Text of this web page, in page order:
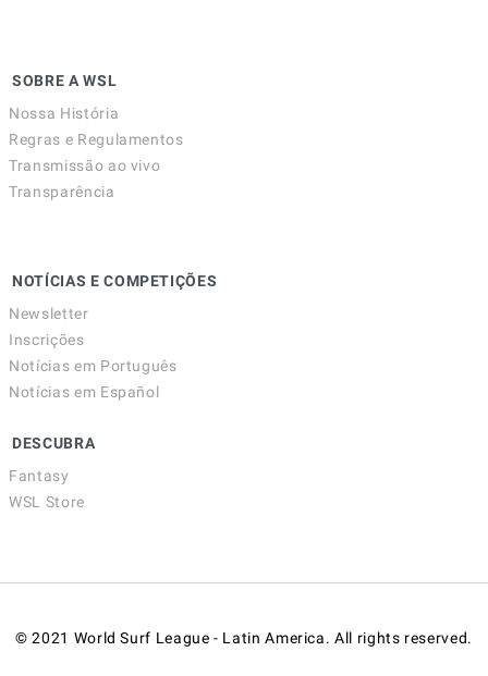
SOBRE A WSL
Nossa História
Regras e Regulamentos
Transmissão ao vivo
Transparência
NOTÍCIAS E COMPETIÇÕES
Newsletter
Inscrições
Notícias em Português
Notícias em Español
DESCUBRA
Fantasy
WSL Store
© 2021 World Surf League - Latin America. All rights reserved.